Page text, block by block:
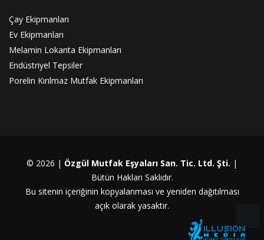
Çay Ekipmanları
Ev Ekipmanları
Melamin Lokanta Ekipmanları
Endüstriyel Tepsiler
Porelin Kırılmaz Mutfak Ekipmanları
© 2026 | Özgül Mutfak Eşyaları San. Tic. Ltd. Şti. |
Bütün Hakları Saklıdır.
Bu sitenin içeriğinin kopyalanması ve yeniden dağıtılması
açık olarak yasaktır.